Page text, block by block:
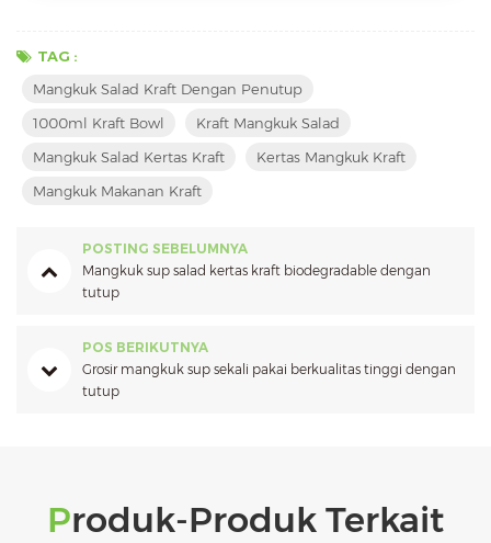
TAG :
Mangkuk Salad Kraft Dengan Penutup
1000ml Kraft Bowl
Kraft Mangkuk Salad
Mangkuk Salad Kertas Kraft
Kertas Mangkuk Kraft
Mangkuk Makanan Kraft
POSTING SEBELUMNYA
Mangkuk sup salad kertas kraft biodegradable dengan
tutup
POS BERIKUTNYA
Grosir mangkuk sup sekali pakai berkualitas tinggi dengan
tutup
Produk-Produk Terkait